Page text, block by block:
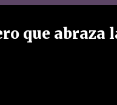
que abraza